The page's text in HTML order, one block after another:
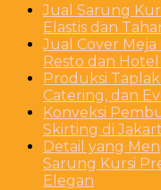
Jual Sarung
Elastis dan
Jual Cover
Resto dan
Produksi
Catering, dan
Konveksi
Skirting di
Detail yang
Sarung Kursi
Elegan